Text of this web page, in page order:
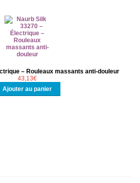
du visage– Rouleaux massants anti-douleur
43,13€
Ajouter au panier